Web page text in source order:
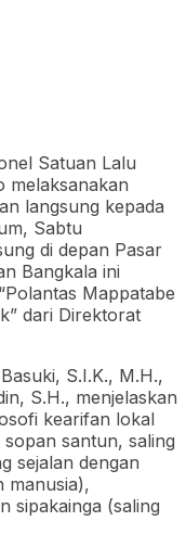
Satuan Lalu
melaksanakan
langsung kepada
Sabtu
di depan Pasar
Bangkala ini
Mappatabe
dari Direktorat
S.I.K., M.H.,
S.H., menjelaskan
kearifan lokal
santun, saling
sejalan dengan
manusia),
sipakainga (saling